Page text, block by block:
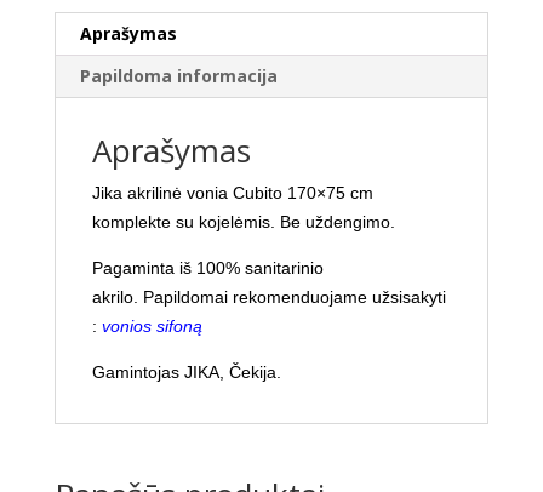
Aprašymas
Papildoma informacija
Aprašymas
Jika akrilinė vonia Cubito 170×75 cm
komplekte su kojelėmis. Be uždengimo.
Pagaminta iš 100% sanitarinio
akrilo. Papildomai rekomenduojame užsisakyti
: vonios sifoną
Gamintojas JIKA, Čekija.